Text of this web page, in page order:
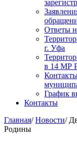
Ответы
г. Уфа
в 14 МР
График
Контакты
Главная/ Новости/
Родины